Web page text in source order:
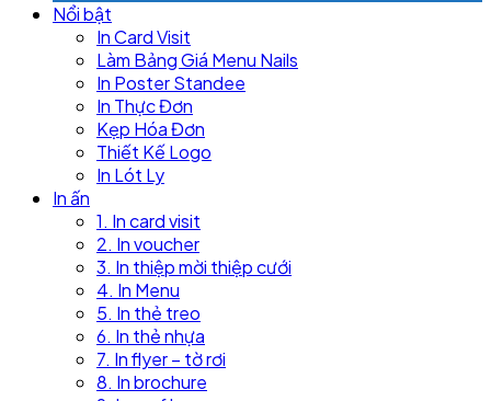
Nổi bật
In Card Visit
Làm Bảng Giá Menu Nails
In Poster Standee
In Thực Đơn
Kẹp Hóa Đơn
Thiết Kế Logo
In Lót Ly
In ấn
1. In card visit
2. In voucher
3. In thiệp mời thiệp cưới
4. In Menu
5. In thẻ treo
6. In thẻ nhựa
7. In flyer – tờ rơi
8. In brochure